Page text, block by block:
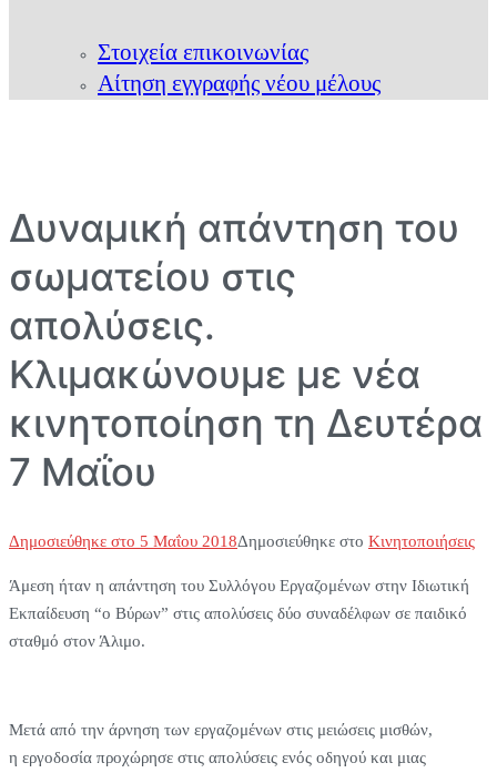
Στοιχεία επικοινωνίας
Αίτηση εγγραφής νέου μέλους
Δυναμική απάντηση του
σωματείου στις
απολύσεις.
Κλιμακώνουμε με νέα
κινητοποίηση τη Δευτέρα
7 Μαΐου
Δημοσιεύθηκε στο 5 Μαΐου 2018Δημοσιεύθηκε στο Κινητοποιήσεις
Άμεση ήταν η απάντηση του Συλλόγου Εργαζομένων στην Ιδιωτική
Εκπαίδευση “ο Βύρων” στις απολύσεις δύο συναδέλφων σε παιδικό
σταθμό στον Άλιμο.
Μετά από την άρνηση των εργαζομένων στις μειώσεις μισθών,
η εργοδοσία προχώρησε στις απολύσεις ενός οδηγού και μιας